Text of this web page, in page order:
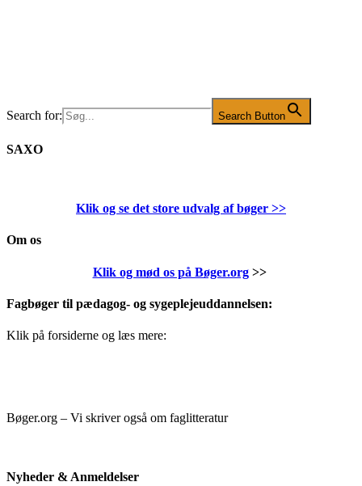
Search for: Search Button
SAXO
Klik og se det store udvalg af bøger >>
Om os
Klik og mød os på Bøger.org>>
Fagbøger til pædagog- og sygeplejeuddannelsen:
Klik på forsiderne og læs mere:
Bøger.org – Vi skriver også om faglitteratur
Nyheder & Anmeldelser